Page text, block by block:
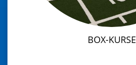
BOX-KURSE